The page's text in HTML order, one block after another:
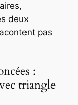
deux
pas
:
triangle